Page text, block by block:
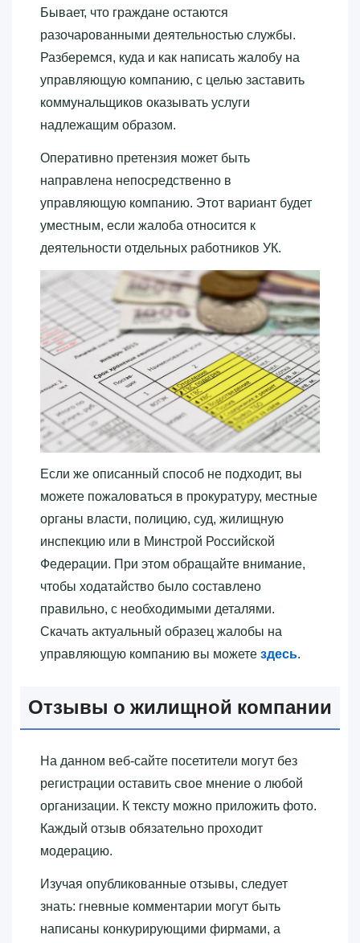
Бывает, что граждане остаются
разочарованными деятельностью службы.
Разберемся, куда и как написать жалобу на
управляющую компанию, с целью заставить
коммунальщиков оказывать услуги
надлежащим образом.
Оперативно претензия может быть
направлена непосредственно в
управляющую компанию. Этот вариант будет
уместным, если жалоба относится к
деятельности отдельных работников УК.
Если же описанный способ не подходит, вы
можете пожаловаться в прокуратуру, местные
органы власти, полицию, суд, жилищную
инспекцию или в Минстрой Российской
Федерации. При этом обращайте внимание,
чтобы ходатайство было составлено
правильно, с необходимыми деталями.
Скачать актуальный образец жалобы на
управляющую компанию вы можете здесь.
Отзывы о жилищной компании
На данном веб-сайте посетители могут без
регистрации оставить свое мнение о любой
организации. К тексту можно приложить фото.
Каждый отзыв обязательно проходит
модерацию.
Изучая опубликованные отзывы, следует
знать: гневные комментарии могут быть
написаны конкурирующими фирмами, а